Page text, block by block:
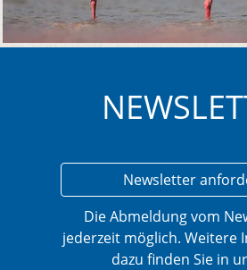
Newsletter
Die Abmeldung vom
jederzeit möglich. Weitere
dazu finden Sie in